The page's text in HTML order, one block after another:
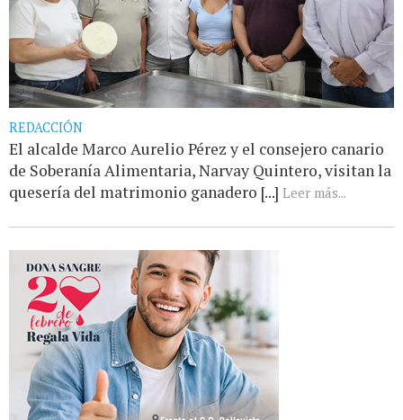
REDACCIÓN
El alcalde Marco Aurelio Pérez y el consejero canario
de Soberanía Alimentaria, Narvay Quintero, visitan la
quesería del matrimonio ganadero [...] Leer más...